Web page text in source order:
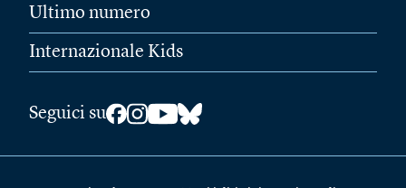
Ultimo numero
Internazionale Kids
Seguici su